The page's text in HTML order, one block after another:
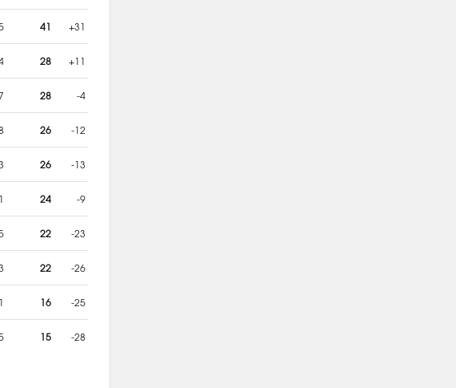
41 +31
28 +11
28 -4
26 -12
26 -13
24 -9
22 -23
22 -26
16 -25
15 -28